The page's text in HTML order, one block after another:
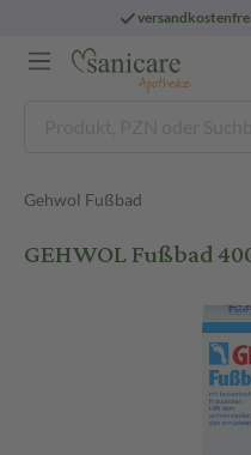
Gehwol Fußbad
GEHWOL Fußbad